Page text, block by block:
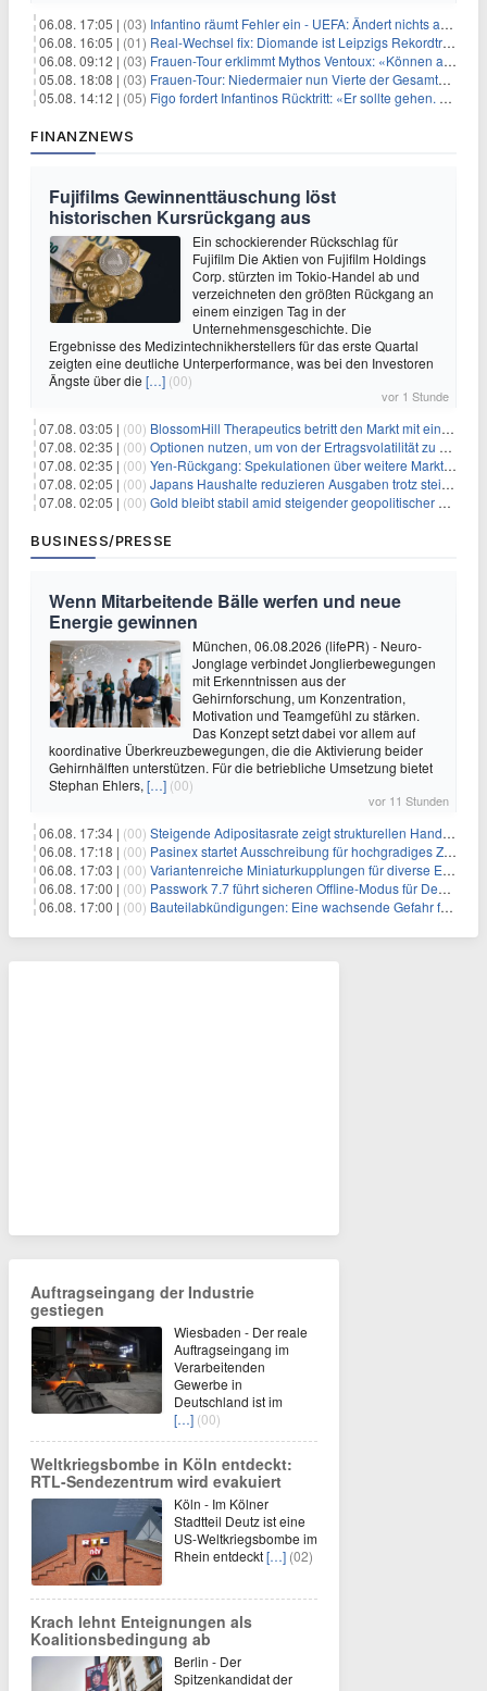
06.08. 17:05 | (03) Infantino räumt Fehler ein - UEFA: Ändert nichts an Boykott
06.08. 16:05 | (01) Real-Wechsel fix: Diomande ist Leipzigs Rekordtransfer
06.08. 09:12 | (03) Frauen-Tour erklimmt Mythos Ventoux: «Können alles schaffen»
05.08. 18:08 | (03) Frauen-Tour: Niedermaier nun Vierte der Gesamtwertung
05.08. 14:12 | (05) Figo fordert Infantinos Rücktritt: «Er sollte gehen. Jetzt»
FINANZNEWS
Fujifilms Gewinnenttäuschung löst
historischen Kursrückgang aus
Ein schockierender Rückschlag für
Fujifilm Die Aktien von Fujifilm Holdings
Corp. stürzten im Tokio-Handel ab und
verzeichneten den größten Rückgang an
einem einzigen Tag in der
Unternehmensgeschichte. Die
Ergebnisse des Medizintechnikherstellers für das erste Quartal
zeigten eine deutliche Unterperformance, was bei den Investoren
Ängste über die […] (00)
vor 1 Stunde
07.08. 03:05 | (00) BlossomHill Therapeutics betritt den Markt mit einem IPO-Boost von 150 Millionen Dollar
07.08. 02:35 | (00) Optionen nutzen, um von der Ertragsvolatilität zu profitieren
07.08. 02:35 | (00) Yen-Rückgang: Spekulationen über weitere Marktinterventionen nehmen zu
07.08. 02:05 | (00) Japans Haushalte reduzieren Ausgaben trotz steigender Löhne: Ein Warnsignal für das Wachstum
07.08. 02:05 | (00) Gold bleibt stabil amid steigender geopolitischer Spannungen im Persischen Golf
BUSINESS/PRESSE
Wenn Mitarbeitende Bälle werfen und neue
Energie gewinnen
München, 06.08.2026 (lifePR) - Neuro-
Jonglage verbindet Jonglierbewegungen
mit Erkenntnissen aus der
Gehirnforschung, um Konzentration,
Motivation und Teamgefühl zu stärken.
Das Konzept setzt dabei vor allem auf
koordinative Überkreuzbewegungen, die die Aktivierung beider
Gehirnhälften unterstützen. Für die betriebliche Umsetzung bietet
Stephan Ehlers, […] (00)
vor 11 Stunden
06.08. 17:34 | (00) Steigende Adipositasrate zeigt strukturellen Handlungsbedarf bei der Ernährung schulpflichtiger Kinder
06.08. 17:18 | (00) Pasinex startet Ausschreibung für hochgradiges Zinksulfidkonzentrat mit Germanium- und Silbergehalten und stellt ein Betriebsupdate bereit
06.08. 17:03 | (00) Variantenreiche Miniaturkupplungen für diverse Einsatzbereiche
06.08. 17:00 | (00) Passwork 7.7 führt sicheren Offline-Modus für Desktop- und Mobile-Apps ein
06.08. 17:00 | (00) Bauteilabkündigungen: Eine wachsende Gefahr für industrielle Elektroniksysteme
Auftragseingang der Industrie
gestiegen
Wiesbaden - Der reale
Auftragseingang im
Verarbeitenden
Gewerbe in
Deutschland ist im
[…] (00)
Weltkriegsbombe in Köln entdeckt:
RTL-Sendezentrum wird evakuiert
Köln - Im Kölner
Stadtteil Deutz ist eine
US-Weltkriegsbombe im
Rhein entdeckt[…] (02)
Krach lehnt Enteignungen als
Koalitionsbedingung ab
Berlin - Der
Spitzenkandidat der